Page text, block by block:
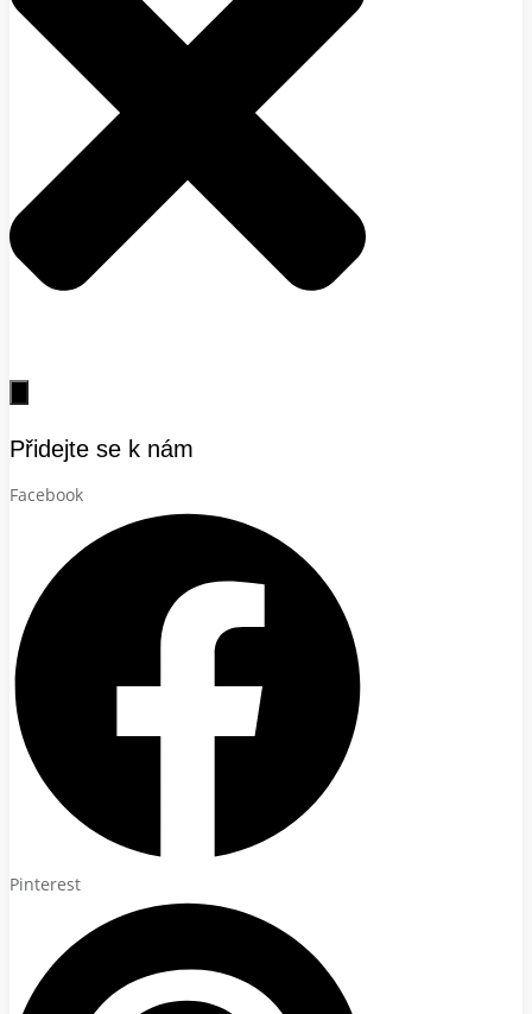
Přidejte se k nám
Facebook
Pinterest